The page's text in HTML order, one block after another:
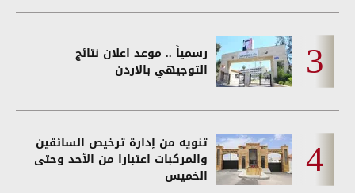
رسمياً .. موعد اعلان نتائج
التوجيهي بالاردن
تنويه من إدارة ترخيص السائقين
والمركبات اعتبارا من الأحد وحتى
الخميس